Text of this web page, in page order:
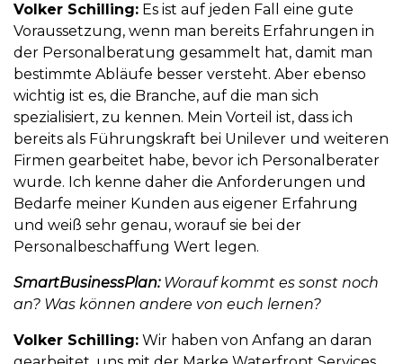
Volker Schilling: Es ist auf jeden Fall eine gute
Voraussetzung, wenn man bereits Erfahrungen in
der Personalberatung gesammelt hat, damit man
bestimmte Abläufe besser versteht. Aber ebenso
wichtig ist es, die Branche, auf die man sich
spezialisiert, zu kennen. Mein Vorteil ist, dass ich
bereits als Führungskraft bei Unilever und weiteren
Firmen gearbeitet habe, bevor ich Personalberater
wurde. Ich kenne daher die Anforderungen und
Bedarfe meiner Kunden aus eigener Erfahrung
und weiß sehr genau, worauf sie bei der
Personalbeschaffung Wert legen.
SmartBusinessPlan: Worauf kommt es sonst noch
an? Was können andere von euch lernen?
Volker Schilling: Wir haben von Anfang an daran